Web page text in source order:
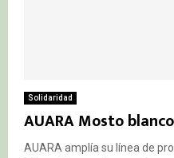
Solidaridad
AUARA Mosto
AUARA amplía su línea de